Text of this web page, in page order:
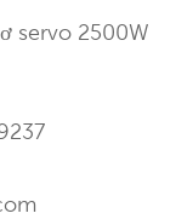
servo 2500W